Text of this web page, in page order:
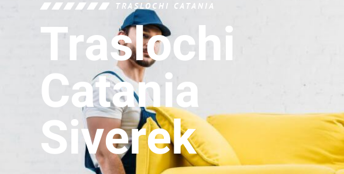
TRASLOCHI CATANIA
Traslochi
Catania
Siverek